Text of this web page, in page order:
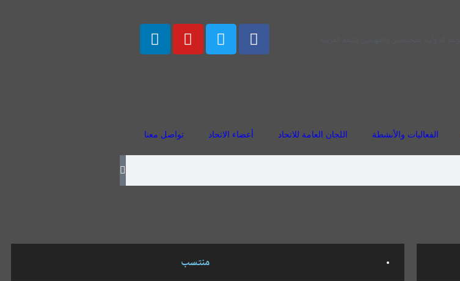
الفعاليات والأنشطة اللجان العامة للاتحاد أعضاء الاتحاد تواصل معنا
منتسب